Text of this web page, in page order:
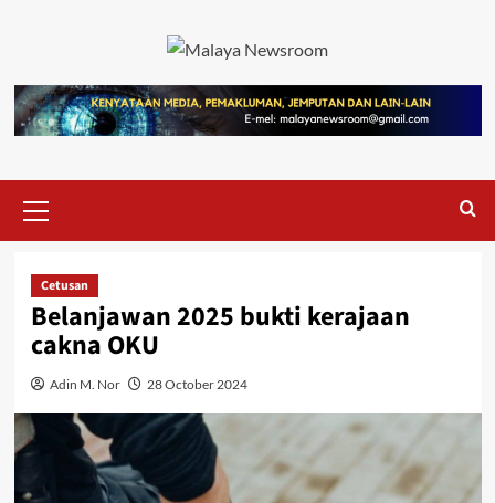
Cetusan
Belanjawan 2025 bukti kerajaan
cakna OKU
Adin M. Nor 28 October 2024